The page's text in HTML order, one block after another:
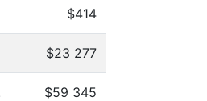
$414
$23 277
$59 345